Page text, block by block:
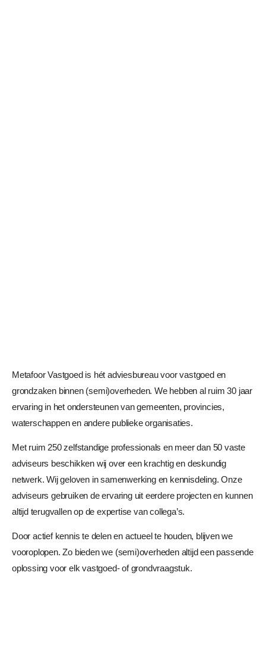
Metafoor Vastgoed is hét adviesbureau voor vastgoed en
grondzaken binnen (semi)overheden. We hebben al ruim 30 jaar
ervaring in het ondersteunen van gemeenten, provincies,
waterschappen en andere publieke organisaties.
Met ruim 250 zelfstandige professionals en meer dan 50 vaste
adviseurs beschikken wij over een krachtig en deskundig
netwerk. Wij geloven in samenwerking en kennisdeling. Onze
adviseurs gebruiken de ervaring uit eerdere projecten en kunnen
altijd terugvallen op de expertise van collega’s.
Door actief kennis te delen en actueel te houden, blijven we
vooroplopen. Zo bieden we (semi)overheden altijd een passende
oplossing voor elk vastgoed- of grondvraagstuk.